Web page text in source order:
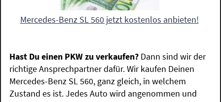
Mercedes-Benz SL 560 jetzt kostenlos anbieten!
Hast Du einen PKW zu verkaufen? Dann sind wir der
richtige Ansprechpartner dafür. Wir kaufen Deinen
Mercedes-Benz SL 560, ganz gleich, in welchem
Zustand es ist. Jedes Auto wird angenommen und